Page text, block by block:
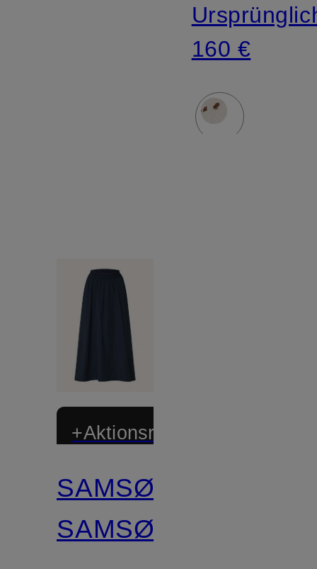
160 €
+Aktionsrabatt
SAMSØE
SAMSØE